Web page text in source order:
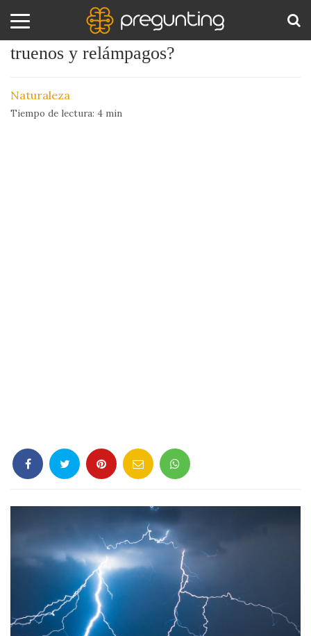
Amor
Sexo
Gastronomía
Leyes
Literatura
Moda
¿Que diferencia hay entre los rayos,
truenos y relámpagos?
Naturaleza
Tiempo de lectura: 4 min